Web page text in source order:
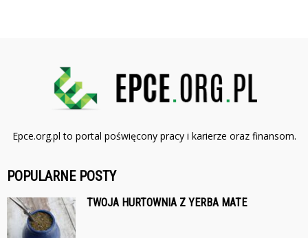
Epce.org.pl to portal poświęcony pracy i karierze oraz finansom.
POPULARNE POSTY
TWOJA HURTOWNIA Z YERBA MATE